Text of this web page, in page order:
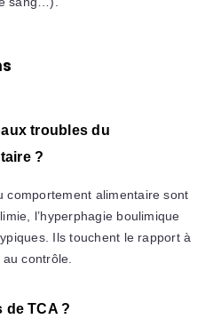
troubles du
?
comportement alimentaire sont
l’hyperphagie boulimique
Ils touchent le rapport à
au contrôle.
de TCA ?